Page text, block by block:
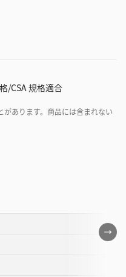
/CSA 規格適合
あります。商品には含まれない
こ
の